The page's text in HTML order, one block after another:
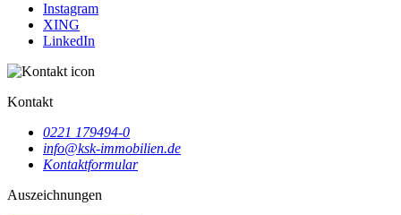
Instagram
XING
LinkedIn
Kontakt
0221 179494-0
info@ksk-immobilien.de
Kontaktformular
Auszeichnungen